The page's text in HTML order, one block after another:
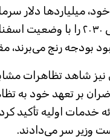
میلیاردها دلار
آماده‌سازی جام جهانی ۲۰۳۰
بودجه رنج می‌برند،
شاهد تظاهرات
بر تعهد خود به
خدمات اولیه تأکید
وزیر سر می‌دادند.